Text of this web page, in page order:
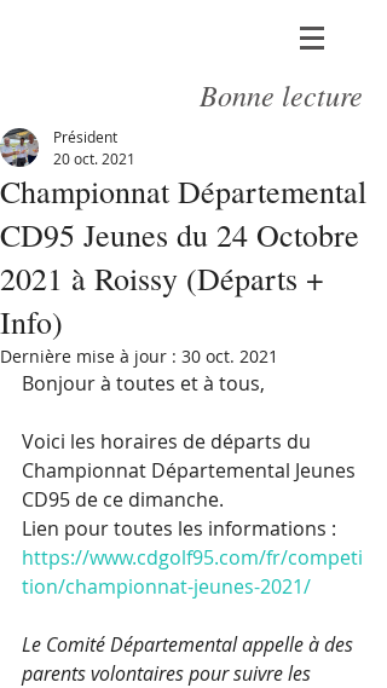
Bonne lecture
Championnat Départemental
CD95 Jeunes du 24 Octobre
2021 à Roissy (Départs +
Info)
Président
20 oct. 2021
Dernière mise à jour : 30 oct. 2021
Bonjour à toutes et à tous,
Voici les horaires de départs du
Championnat Départemental Jeunes
CD95 de ce dimanche.
Lien pour toutes les informations :
https://www.cdgolf95.com/fr/competi
tion/championnat-jeunes-2021/
Le Comité Départemental appelle à des
parents volontaires pour suivre les